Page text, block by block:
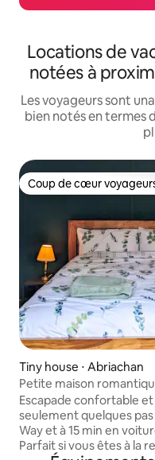
Locations de
notées à
Les voyageurs sont
bien notés en termes
Coup de cœur
Coup de cœur
Tiny house ⋅ Abriachan
Petite maison
au-dessus du Loch Ness
Escapade confortable
seulement quelques
Way et à 15 min en
Parfait si vous êtes à la